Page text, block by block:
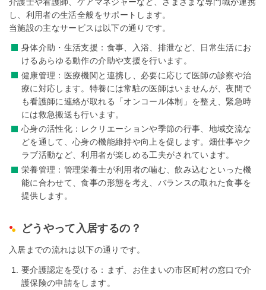
し、利用者の生活全般をサポートします。
当施設の主なサービスは以下の通りです。
身体介助・生活支援：食事、入浴、排泄など、日常生活にお
けるあらゆる動作の介助や支援を行います。
健康管理：医療機関と連携し、必要に応じて医師の診察や治
療に対応します。特養には常駐の医師はいませんが、夜間で
も看護師に連絡が取れる「オンコール体制」を整え、緊急時
には救急搬送も行います。
心身の活性化：レクリエーションや季節の行事、地域交流な
どを通して、心身の機能維持や向上を促します。畑仕事やク
ラブ活動など、利用者が楽しめる工夫がされています。
栄養管理：管理栄養士が利用者の噛む、飲み込むといった機
能に合わせて、食事の形態を考え、バランスの取れた食事を
提供します。
どうやって入居するの？
入居までの流れは以下の通りです。
要介護認定を受ける：まず、お住まいの市区町村の窓口で介
護保険の申請をします。